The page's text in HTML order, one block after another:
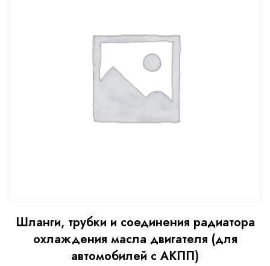
Шланги, трубки и соединения радиатора
охлаждения масла двигателя (для
автомобилей с АКПП)